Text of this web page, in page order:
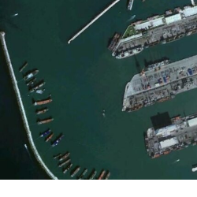
المكثفة التي تبذلها
إلى اتفاق لوقف لإطلاق
لإسرائيل بالتأكيد على أن
وليس على حكومته.
إنه مصر على بقاء القوات
“لمنع الإرهابيين من إعادة